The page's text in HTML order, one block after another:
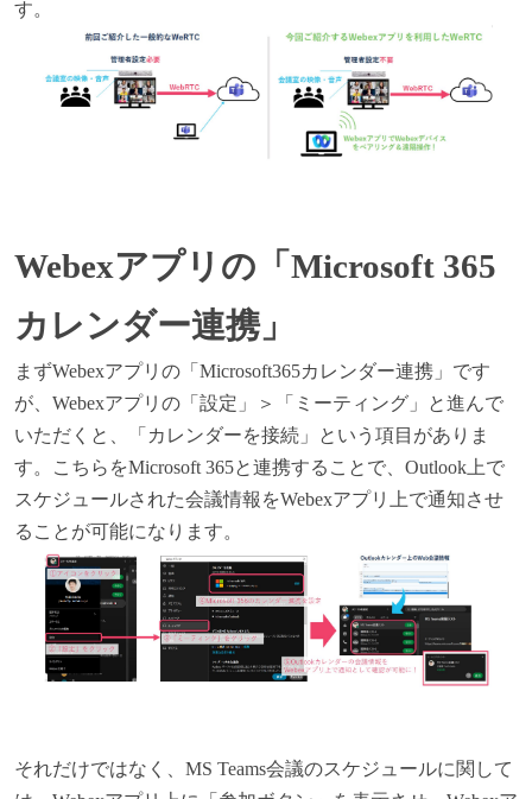
す。
Webexアプリの「Microsoft 365
カレンダー連携」
まずWebexアプリの「Microsoft365カレンダー連携」です
が、Webexアプリの「設定」＞「ミーティング」と進んで
いただくと、「カレンダーを接続」という項目がありま
す。こちらをMicrosoft 365と連携することで、Outlook上で
スケジュールされた会議情報をWebexアプリ上で通知させ
ることが可能になります。
それだけではなく、MS Teams会議のスケジュールに関して